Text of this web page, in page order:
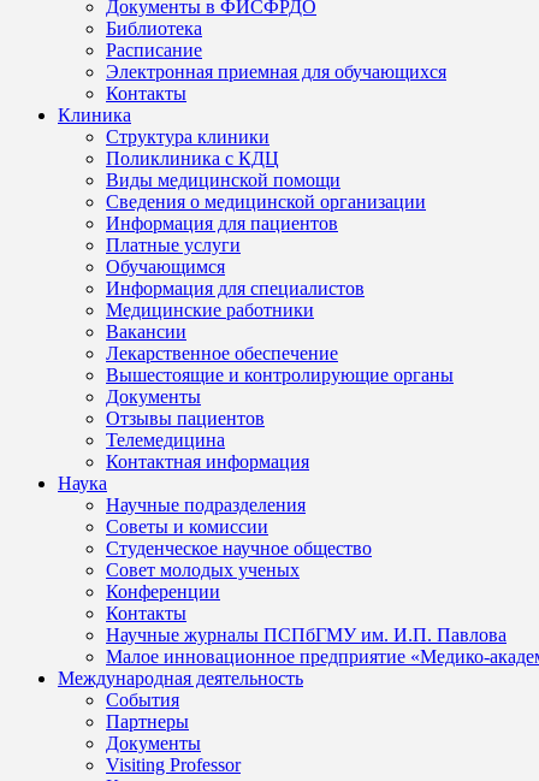
Документы в ФИСФРДО
Библиотека
Расписание
Электронная приемная для обучающихся
Контакты
Клиника
Структура клиники
Поликлиника с КДЦ
Виды медицинской помощи
Сведения о медицинской организации
Информация для пациентов
Платные услуги
Обучающимся
Информация для специалистов
Медицинские работники
Вакансии
Лекарственное обеспечение
Вышестоящие и контролирующие органы
Документы
Отзывы пациентов
Телемедицина
Контактная информация
Наука
Научные подразделения
Советы и комиссии
Студенческое научное общество
Совет молодых ученых
Конференции
Контакты
Научные журналы ПСПбГМУ им. И.П. Павлова
Малое инновационное предприятие «Медико-
Международная деятельность
События
Партнеры
Документы
Visiting Professor